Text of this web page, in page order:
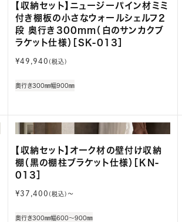
【収納セット】ニュージーパイン材ミミ
付き棚板の小さなウォールシェルフ2
段 奥行き300mm（白のサンカクブ
ラケット仕様）［SK-013］
通
格
¥49,940 (税込)
奥行き300㎜幅900㎜
【収納セット】オーク材の壁付け収納
棚（黒の棚柱ブラケット仕様）［KN-
013］
通
¥37,400 (税込)〜
奥行き300㎜幅600～900㎜